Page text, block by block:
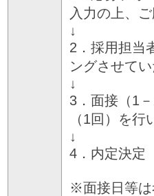
入力の上、
↓
2．採用担当
ングさせてい
↓
3．面接（1
（1回）を行
↓
4．内定決定
※面接日等は